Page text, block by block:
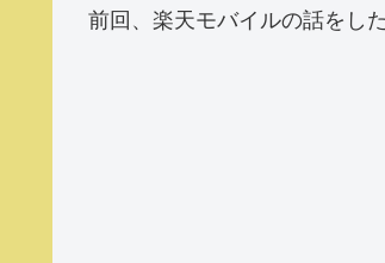
前回、楽天モバイルの話をし